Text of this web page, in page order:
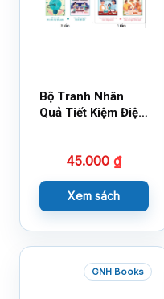
Bộ Tranh Nhân
Quả Tiết Kiệm Điện
45.000₫
Xem sách
GNH Books